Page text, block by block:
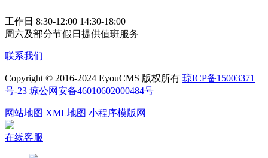
工作日 8:30-12:00 14:30-18:00
周六及部分节假日提供值班服务
联系我们
Copyright © 2016-2024 EyouCMS 版权所有 琼ICP备15003371
号-23 琼公网安备46010602000484号
网站地图 XML地图 小程序模版网
在线客服